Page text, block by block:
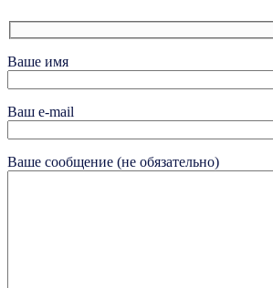
Ваше имя
Ваш e-mail
Ваше сообщение (не обязательно)